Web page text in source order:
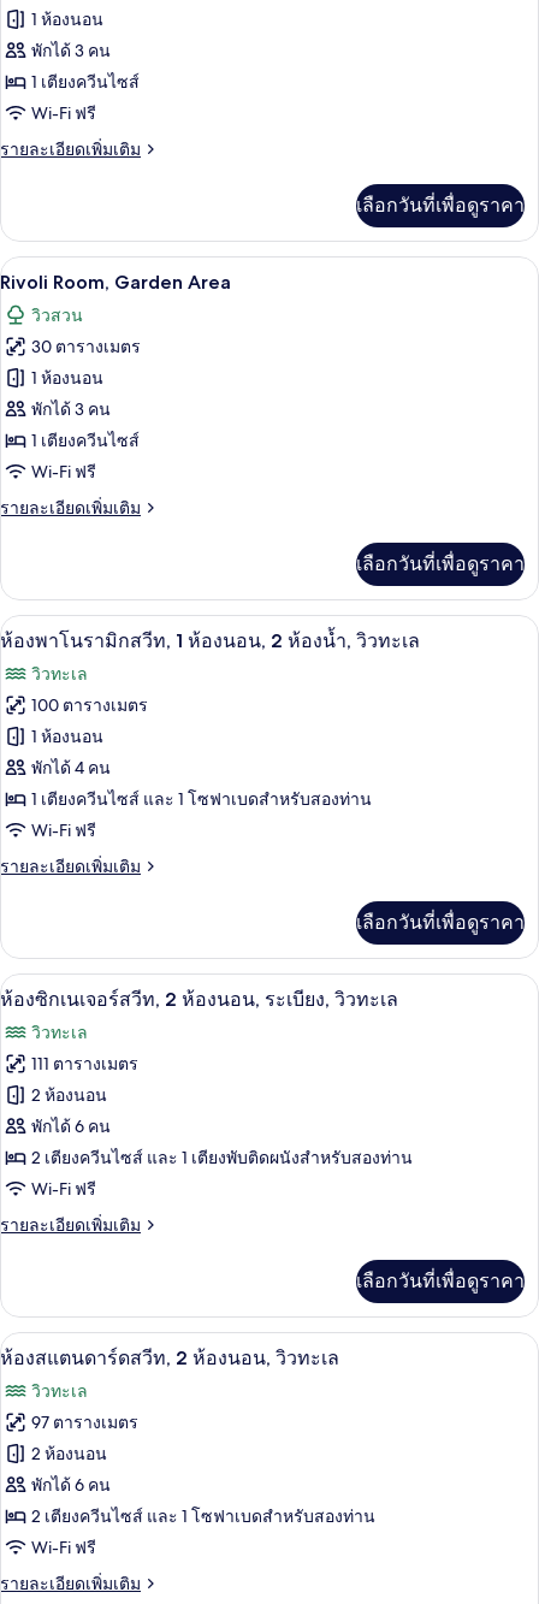
ห้อง
นอน,
วิว
ทะเล
ของ
Signature
Junior
Suite
1 ห้องนอน
พักได้ 3 คน
1 เตียงควีนไซส์
Wi-Fi ฟรี
รายละเอียดเพิ่มเติม
ราย
เกี่ยว
กับ
Signature
Suite
เลือกวันที่เพื่อดูราคา
เปิด
ภาพถ่าย
ทั้งหมด
ของ
Rivoli
Room,
Garden
Rivoli Room, Garden Area | ห้องน้ำ
1
Rivoli Room, Garden Area
วิวสวน
30 ตารางเมตร
1 ห้องนอน
พักได้ 3 คน
1 เตียงควีนไซส์
Wi-Fi ฟรี
รายละเอียดเพิ่มเติม
ราย
เกี่ยว
กับ
Rivoli
Garden
Area
เลือกวันที่เพื่อดูราคา
เปิด
ภาพถ่าย
ทั้งหมด
ของ
ห้อง
พา
โน
รา
ก
สวีท,
1
ห้อง
นอน,
2
ห้องน้ำ,
วิว
ห้องพาโนรามิกสวีท, 1 ห้องนอน, 2 ห้อ
3
ห้องพาโนรามิกสวีท, 1 ห้องนอน, 2 ห้องน้ำ, วิวทะเล
วิวทะเล
100 ตารางเมตร
1 ห้องนอน
พักได้ 4 คน
1 เตียงควีนไซส์ และ 1 โซฟาเบดสำหรับสองท่าน
Wi-Fi ฟรี
รายละเอียดเพิ่มเติม
ราย
เกี่ยว
กับ
ห้อง
โน
รา
ก
สวี
ท,
ห้อง
2
ทะเล
เลือกวันที่เพื่อดูราคา
เปิด
ภาพถ่าย
ทั้งหมด
ของ
ห้อง
ซิก
เนเจอร์
สวีท,
ห้อง
นอน,
ระเบียง,
วิว
ทะเล
ทีวีจอแบน 82 ซม. พร้อมช่องดาวเทียม,
15
ห้องซิกเนเจอร์สวีท, 2 ห้องนอน, ระเบียง, วิวทะเล
วิวทะเล
111 ตารางเมตร
2 ห้องนอน
พักได้ 6 คน
2 เตียงควีนไซส์ และ 1 เตียงพับติดผนังสำหรับสองท่าน
Wi-Fi ฟรี
รายละเอียดเพิ่มเติม
ราย
เกี่ยว
กับ
ห้อง
เนเจอร์
สวี
ท,
2
ห้อง
นอน,
ระเบียง,
วิว
เลือกวันที่เพื่อดูราคา
เปิด
ภาพถ่าย
ทั้งหมด
ของ
ห้อง
สแตนดาร์ด
สวีท,
2
ผ้าปูที่นอนฝ้ายอียิปต์, เครื่องนอนระดับ
4
ห้องสแตนดาร์ดสวีท, 2 ห้องนอน, วิวทะเล
วิวทะเล
97 ตารางเมตร
2 ห้องนอน
พักได้ 6 คน
2 เตียงควีนไซส์ และ 1 โซฟาเบดสำหรับสองท่าน
Wi-Fi ฟรี
รายละเอียดเพิ่มเติม
ราย